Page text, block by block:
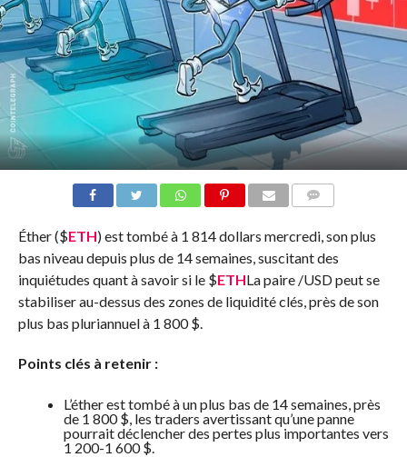
Éther ($ETH) est tombé à 1 814 dollars mercredi, son plus
bas niveau depuis plus de 14 semaines, suscitant des
inquiétudes quant à savoir si le $ETHLa paire /USD peut se
stabiliser au-dessus des zones de liquidité clés, près de son
plus bas pluriannuel à 1 800 $.
Points clés à retenir :
L’éther est tombé à un plus bas de 14 semaines, près
de 1 800 $, les traders avertissant qu’une panne
pourrait déclencher des pertes plus importantes vers
1 200-1 600 $.